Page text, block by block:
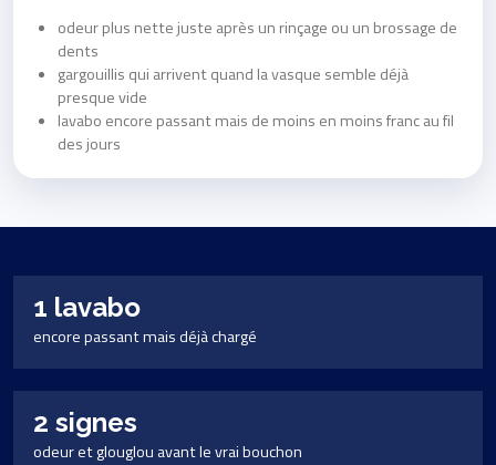
odeur plus nette juste après un rinçage ou un brossage de
dents
gargouillis qui arrivent quand la vasque semble déjà
presque vide
lavabo encore passant mais de moins en moins franc au fil
des jours
1 lavabo
encore passant mais déjà chargé
2 signes
odeur et glouglou avant le vrai bouchon